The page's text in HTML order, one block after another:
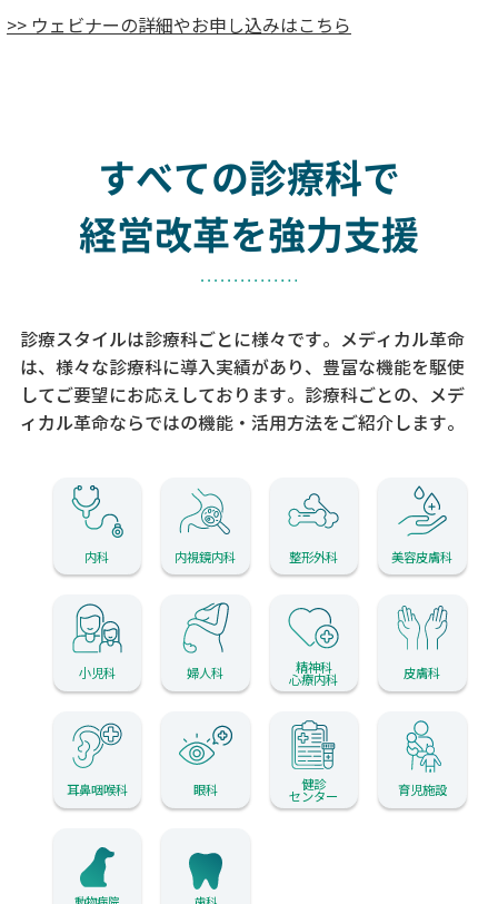
>> ウェビナーの詳細やお申し込みはこちら
すべての診療科で
経営改革を強力支援
診療スタイルは診療科ごとに様々です。メディカル革命
は、様々な診療科に導入実績があり、 豊富な機能を駆使
してご要望にお応えしております。 診療科ごとの、メデ
ィカル革命ならではの機能・活用方法をご紹介します。
内科 内視鏡内科 整形外科 美容皮膚科
小児科 婦人科 精神科
心療内科 皮膚科
耳鼻咽喉科 眼科 健診
センター 育児施設